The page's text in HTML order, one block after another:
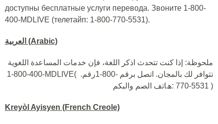
доступны бесплатные услуги перевода. Звоните 1-800-
400-MDLIVE (телетайп: 1-800-770-5531).
العربية (Arabic)
ملحوظة: إذا كنت تتحدث اذكر اللغة، فإن خدمات المساعدة اللغویة
تتوافر لك بالمجان. اتصل برقم
1-800-400-MDLIVE( رقم.1-800-
770-5531 ) :ھﺎﺗﻒ اﻟﺼﻢ واﻟﺒﻜﻢ
Kreyòl Ayisyen (French Creole)